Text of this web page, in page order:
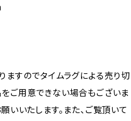
すのでタイムラグによる売り切
ご用意できない場合もございま
いいたします。また、ご覧頂いて